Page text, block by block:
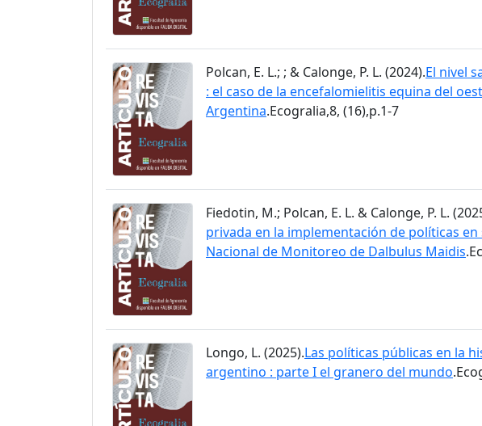
Polcan, E. L.; ; & Calonge, P. L. (2024).El nivel
: el caso de la encefalomielitis equina del
Argentina.Ecogralia,8, (16),p.1-7
Fiedotin, M.; Polcan, E. L. & Calonge, P. L.
privada en la implementación de políticas en
Nacional de Monitoreo de Dalbulus Maidis
Longo, L. (2025).Las políticas públicas en la
argentino : parte I el granero del mundo